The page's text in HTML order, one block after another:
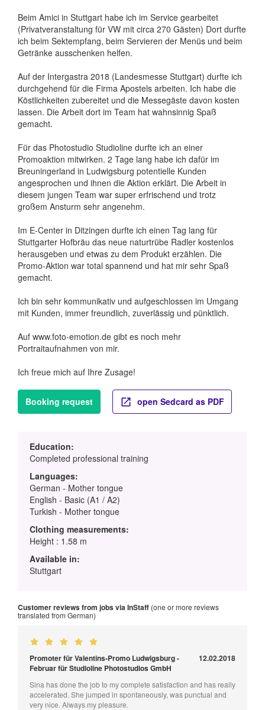
Beim Amici in Stuttgart habe ich im Service gearbeitet
(Privatveranstaltung für VW mit circa 270 Gästen) Dort durfte
ich beim Sektempfang, beim Servieren der Menüs und beim
Getränke ausschenken helfen.
Auf der Intergastra 2018 (Landesmesse Stuttgart) durfte ich
durchgehend für die Firma Apostels arbeiten. Ich habe die
Köstlichkeiten zubereitet und die Messegäste davon kosten
lassen. Die Arbeit dort im Team hat wahnsinnig Spaß
gemacht.
Für das Photostudio Studioline durfte ich an einer
Promoaktion mitwirken. 2 Tage lang habe ich dafür im
Breuningerland in Ludwigsburg potentielle Kunden
angesprochen und ihnen die Aktion erklärt. Die Arbeit in
diesem jungen Team war super erfrischend und trotz
großem Ansturm sehr angenehm.
Im E-Center in Ditzingen durfte ich einen Tag lang für
Stuttgarter Hofbräu das neue naturtrübe Radler kostenlos
herausgeben und etwas zu dem Produkt erzählen. Die
Promo-Aktion war total spannend und hat mir sehr Spaß
gemacht.
Ich bin sehr kommunikativ und aufgeschlossen im Umgang
mit Kunden, immer freundlich, zuverlässig und pünktlich.
Auf www.foto-emotion.de gibt es noch mehr
Portraitaufnahmen von mir.
Ich freue mich auf Ihre Zusage!
Booking request open Sedcard as PDF
Education:
Completed professional training
Languages:
German - Mother tongue
English - Basic (A1 / A2)
Turkish - Mother tongue
Clothing measurements:
Height : 1.58 m
Available in:
Stuttgart
Customer reviews from jobs via InStaff (one or more reviews
translated from German)
Promoter für Valentins-Promo Ludwigsburg -
Februar für Studioline Photostudios GmbH
12.02.2018
Sina has done the job to my complete satisfaction and has really
accelerated. She jumped in spontaneously, was punctual and
very nice. Always my pleasure.